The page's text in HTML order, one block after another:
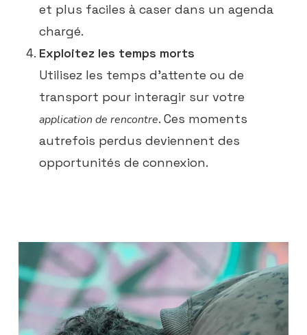
et plus faciles à caser dans un agenda
chargé.
Exploitez les temps morts
Utilisez les temps d’attente ou de
transport pour interagir sur votre
application de rencontre. Ces moments
autrefois perdus deviennent des
opportunités de connexion.